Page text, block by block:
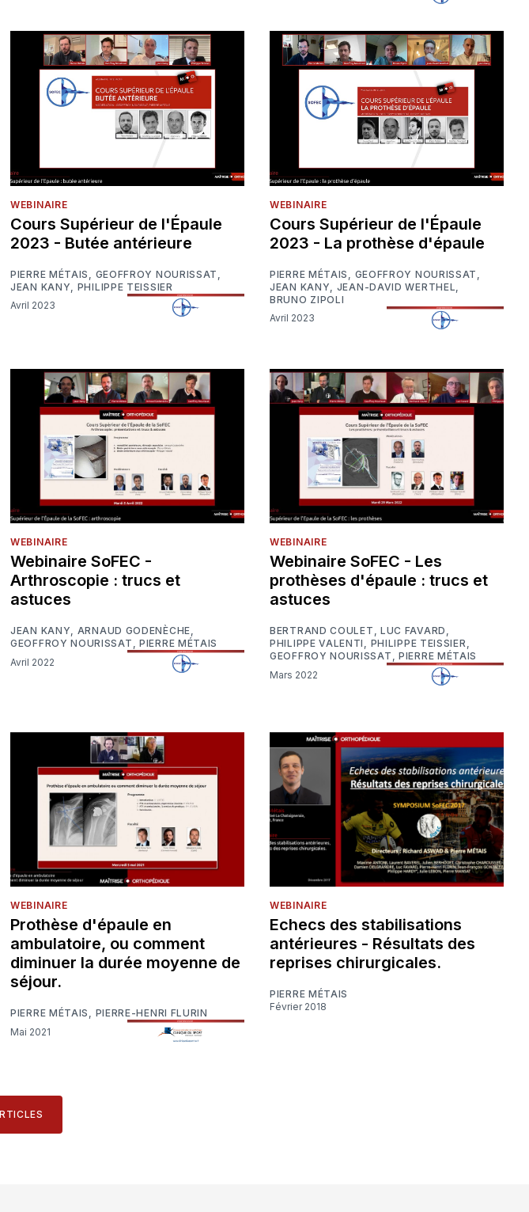
WEBINAIRE
Cours Supérieur de l'Épaule
2023 - Butée antérieure
PIERRE MÉTAIS GEOFFROY NOURISSAT
JEAN KANY
PHILIPPE TEISSIER
Avril 2023
WEBINAIRE
Cours Supérieur de l'Épaule
2023 - La prothèse d'épaule
PIERRE MÉTAIS GEOFFROY NOURISSAT
JEAN KANY
JEAN-DAVID WERTHEL
BRUNO ZIPOLI
Avril 2023
WEBINAIRE
Webinaire SoFEC -
Arthroscopie : trucs et
astuces
JEAN KANY, ARNAUD GODENÈCHE,
GEOFFROY NOURISSAT ,PIERRE MÉTAIS
Avril 2022
WEBINAIRE
Webinaire SoFEC - Les
prothèses d'épaule : trucs et
astuces
BERTRAND COULET , LUC FAVARD ,
PHILIPPE VALENTI , PHILIPPE TEISSIER,
GEOFFROY NOURISSAT ,PIERRE MÉTAIS
Mars 2022
WEBINAIRE
Prothèse d'épaule en
ambulatoire, ou comment
diminuer la durée moyenne de
séjour.
PIERRE MÉTAIS , PIERRE-HENRI FLURIN
Mai 2021
WEBINAIRE
Echecs des stabilisations
antérieures - Résultats des
reprises chirurgicales.
PIERRE MÉTAIS
Février 2018